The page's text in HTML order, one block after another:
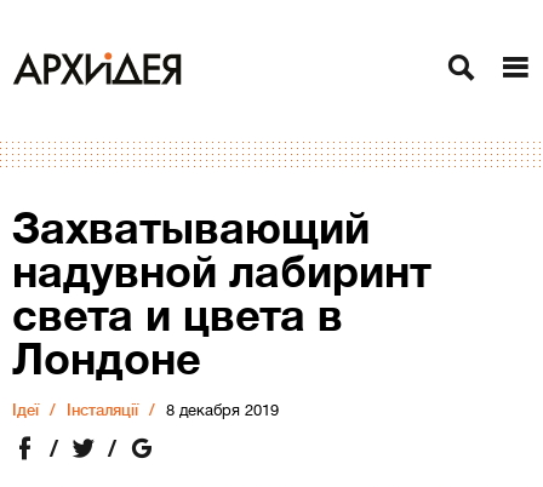
Захватывающий
надувной лабиринт
света и цвета в
Лондоне
Ідеї Інсталяції 8 декабря 2019